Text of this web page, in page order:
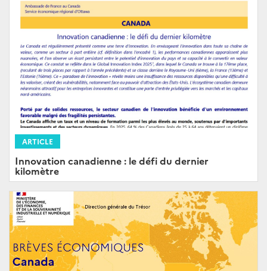
ARTICLE
Innovation canadienne : le défi du dernier
kilomètre